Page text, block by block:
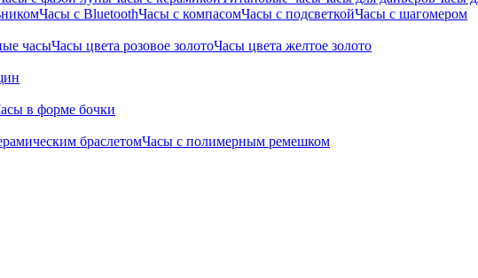
Часы с BluetoothЧасы с компасомЧасы с подсветкойЧасы с шагомером
часыЧасы цвета розовое золотоЧасы цвета желтое золото
в форме бочки
браслетомЧасы с полимерным ремешком